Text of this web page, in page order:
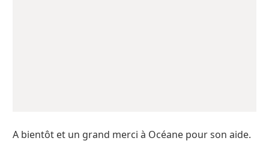
A bientôt et un grand merci à Océane pour son aide.